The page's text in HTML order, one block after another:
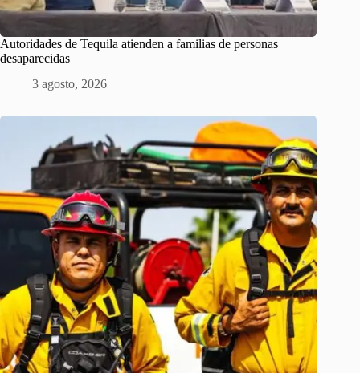
Autoridades de Tequila atienden a familias de personas
desaparecidas
3 agosto, 2026